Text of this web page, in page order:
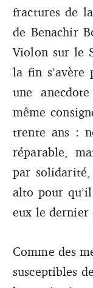
fractures de
de Benachir
Violon sur le
la fin s’avère
une
même
trente ans :
réparable,
par
alto pour
eux le dernier
Comme des
susceptibles